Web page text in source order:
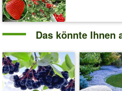
Das könnte Ihnen